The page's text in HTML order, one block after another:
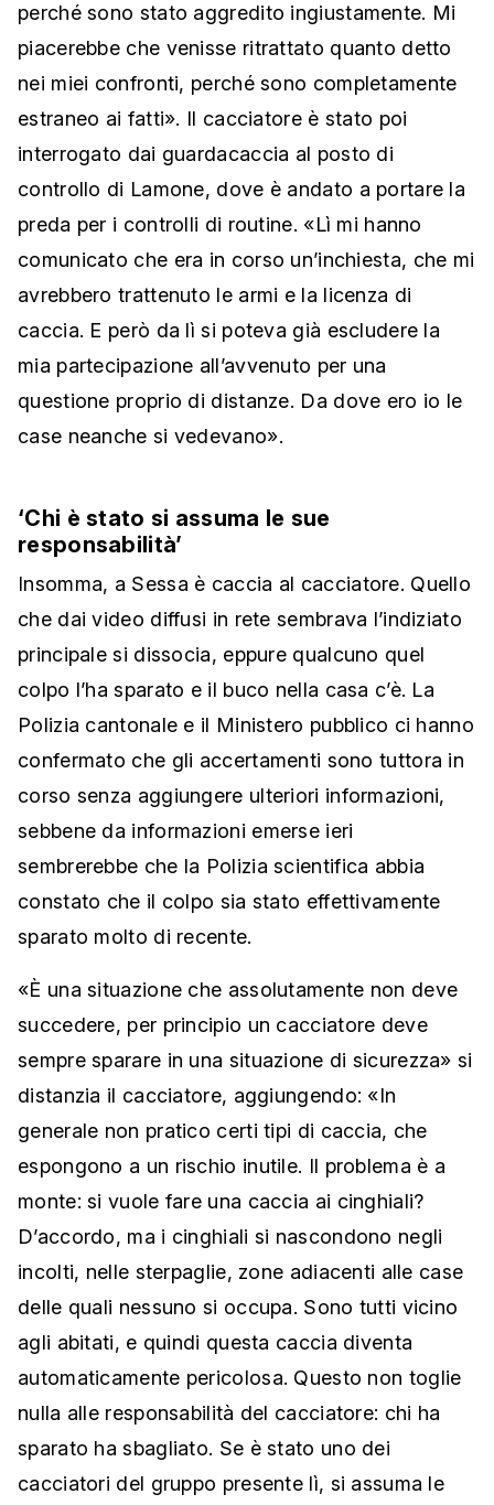
perché sono stato aggredito ingiustamente. Mi
piacerebbe che venisse ritrattato quanto detto
nei miei confronti, perché sono completamente
estraneo ai fatti». Il cacciatore è stato poi
interrogato dai guardacaccia al posto di
controllo di Lamone, dove è andato a portare la
preda per i controlli di routine. «Lì mi hanno
comunicato che era in corso un’inchiesta, che mi
avrebbero trattenuto le armi e la licenza di
caccia. E però da lì si poteva già escludere la
mia partecipazione all’avvenuto per una
questione proprio di distanze. Da dove ero io le
case neanche si vedevano».
‘Chi è stato si assuma le sue
responsabilità’
Insomma, a Sessa è caccia al cacciatore. Quello
che dai video diffusi in rete sembrava l’indiziato
principale si dissocia, eppure qualcuno quel
colpo l’ha sparato e il buco nella casa c’è. La
Polizia cantonale e il Ministero pubblico ci hanno
confermato che gli accertamenti sono tuttora in
corso senza aggiungere ulteriori informazioni,
sebbene da informazioni emerse ieri
sembrerebbe che la Polizia scientifica abbia
constato che il colpo sia stato effettivamente
sparato molto di recente.
«È una situazione che assolutamente non deve
succedere, per principio un cacciatore deve
sempre sparare in una situazione di sicurezza» si
distanzia il cacciatore, aggiungendo: «In
generale non pratico certi tipi di caccia, che
espongono a un rischio inutile. Il problema è a
monte: si vuole fare una caccia ai cinghiali?
D’accordo, ma i cinghiali si nascondono negli
incolti, nelle sterpaglie, zone adiacenti alle case
delle quali nessuno si occupa. Sono tutti vicino
agli abitati, e quindi questa caccia diventa
automaticamente pericolosa. Questo non toglie
nulla alle responsabilità del cacciatore: chi ha
sparato ha sbagliato. Se è stato uno dei
cacciatori del gruppo presente lì, si assuma le